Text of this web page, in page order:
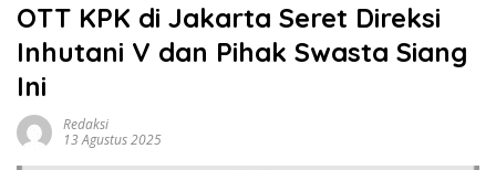
OTT KPK di Jakarta Seret Direksi
Inhutani V dan Pihak Swasta Siang
Ini
Redaksi
13 Agustus 2025